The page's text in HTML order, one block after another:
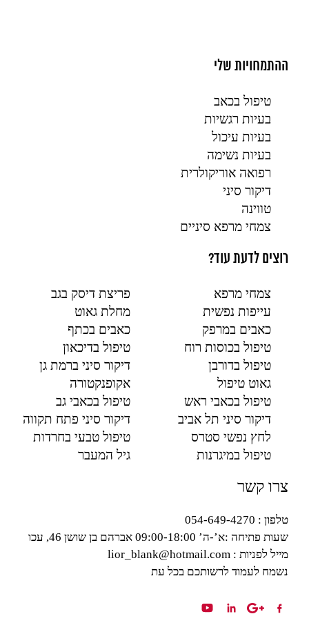
ההתמחויות שלי
טיפול בכאב
בעיות רגשיות
בעיות עיכול
בעיות נשימה
רפואה אוריקולרית
דיקור סיני
טווינה
צמחי מרפא סיניים
רוצים לדעת עוד?
צמחי מרפא
פריצת דיסק בגב
עייפות נפשית
מחלת גאוט
כאבים במרפק
כאבים בכתף
טיפול בכוסות רוח
טיפול בדיכאון
טיפול בדורבן
דיקור סיני ברמת גן
גאוט טיפול
אקופנקטורה
טיפול בכאבי ראש
טיפול בכאבי גב
דיקור סיני תל אביב
דיקור סיני פתח תקווה
לחץ נפשי סטרס
טיפול טבעי בחרדות
טיפול במיגרנות
גיל המעבר
צרו קשר
טלפון : 054-649-4270
שעות פתיחה :א’-ה’ 09:00-18:00 אברהם בן שושן 46, עכו
מייל לפניות : lior_blank@hotmail.com
נשמח לעמוד לרשותכם בכל עת